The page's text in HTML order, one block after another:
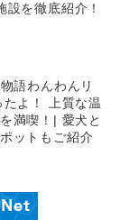
を徹底紹介！
語わんわんリ
よ！ 上質な温
満喫！| 愛犬と
ットもご紹介